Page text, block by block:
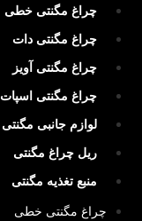
چراغ مگنتی خطی
چراغ مگنتی دات
چراغ مگنتی آویز
چراغ مگنتی اسپات
لوازم جانبی مگنتی
ریل چراغ مگنتی
منبع تغذیه مگنتی
چراغ مگنتی خطی